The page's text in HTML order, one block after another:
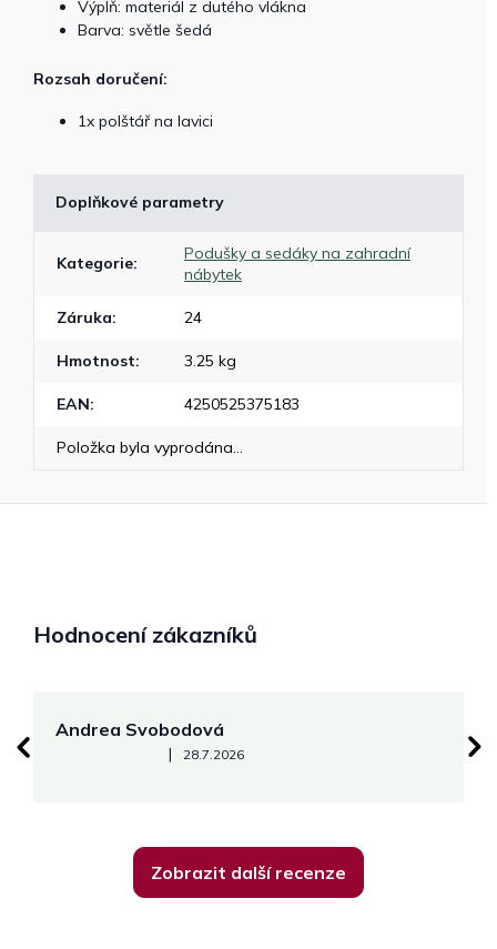
Výplň: materiál z dutého vlákna
Barva: světle šedá
Rozsah doručení:
1x polštář na lavici
Doplňkové parametry
Kategorie:
Podušky a sedáky na zahradní
nábytek
Záruka: 24
Hmotnost: 3.25 kg
EAN: 4250525375183
Položka byla vyprodána…
Hodnocení zákazníků
Andrea Svobodová
Hodnocení obchodu je 5 z 5 hvězdiček.
| 28.7.2026
Zobrazit další recenze